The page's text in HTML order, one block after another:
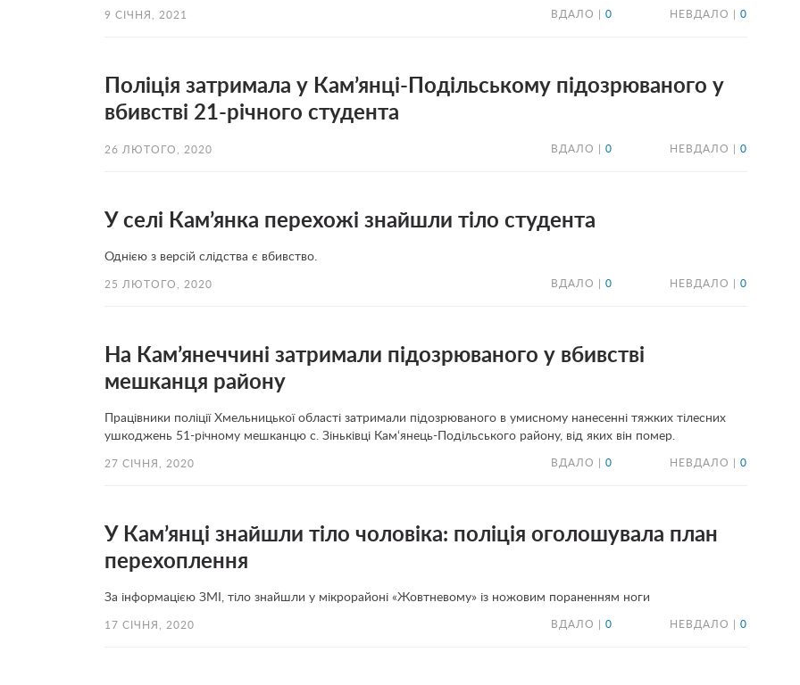
9 СІЧНЯ, 2021 ВДАЛО | 0 НЕВДАЛО | 0
Поліція затримала у Кам’янці-Подільському підозрюваного у
вбивстві 21-річного студента
26 ЛЮТОГО, 2020 ВДАЛО | 0 НЕВДАЛО | 0
У селі Кам’янка перехожі знайшли тіло студента
Однією з версій слідства є вбивство.
25 ЛЮТОГО, 2020 ВДАЛО | 0 НЕВДАЛО | 0
На Кам’янеччині затримали підозрюваного у вбивстві
мешканця району
Працівники поліції Хмельницької області затримали підозрюваного в умисному нанесенні тяжких тілесних
ушкоджень 51-річному мешканцю с. Зіньківці Кам‘янець-Подільського району, від яких він помер.
27 СІЧНЯ, 2020 ВДАЛО | 0 НЕВДАЛО | 0
У Кам’янці знайшли тіло чоловіка: поліція оголошувала план
перехоплення
За інформацією ЗМІ, тіло знайшли у мікрорайоні «Жовтневому» із ножовим пораненням ноги
17 СІЧНЯ, 2020 ВДАЛО | 0 НЕВДАЛО | 0